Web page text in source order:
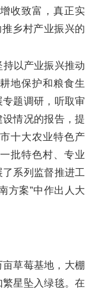
收致富，真正实
乡村产业振兴的
以产业振兴推动
地保护和粮食生
题调研，听取审
情况的报告，提
十大农业特色产
批特色村、专业
系列监督推进工
方案”中作出人大
草莓基地，大棚
星坠入绿毯。在